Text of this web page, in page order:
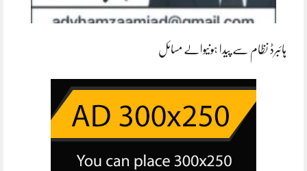
ہائبرڈ نظام سے پیدا ہونیوالے مسائل